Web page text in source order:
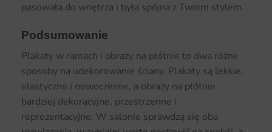
pasowała do wnętrza i była spójna z Twoim stylem.
Podsumowanie
Plakaty w ramach i obrazy na płótnie to dwa różne
sposoby na udekorowanie ściany. Plakaty są lekkie,
elastyczne i nowoczesne, a obrazy na płótnie
bardziej dekoracyjne, przestrzenne i
reprezentacyjne. W salonie sprawdzą się oba